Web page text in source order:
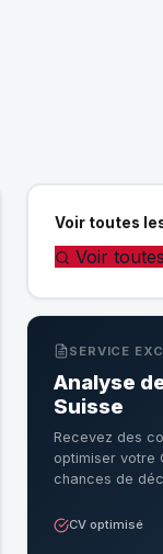
Voir toutes
Voir
SERVICE
Analyse
Suisse
Recevez des
optimiser votre
chances de
CV optimisé